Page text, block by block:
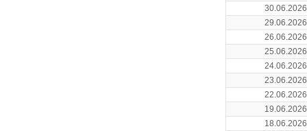
30.06.2026
29.06.2026
26.06.2026
25.06.2026
24.06.2026
23.06.2026
22.06.2026
19.06.2026
18.06.2026